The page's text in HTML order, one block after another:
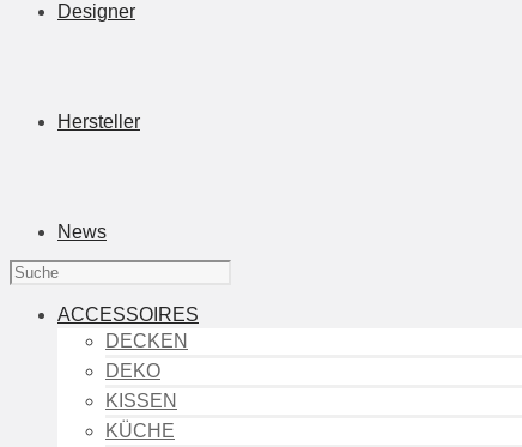
Designer
Hersteller
News
ACCESSOIRES
DECKEN
DEKO
KISSEN
KÜCHE